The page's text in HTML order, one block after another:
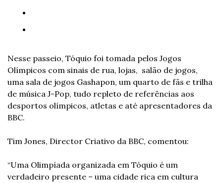
Nesse passeio, Tóquio foi tomada pelos Jogos
Olímpicos com sinais de rua, lojas,  salão de jogos,
uma sala de jogos Gashapon, um quarto de fãs e trilha
de música J-Pop, tudo repleto de referências aos
desportos olímpicos, atletas e até apresentadores da
BBC.
Tim Jones, Director Criativo da BBC, comentou:
“Uma Olimpíada organizada em Tóquio é um
verdadeiro presente – uma cidade rica em cultura